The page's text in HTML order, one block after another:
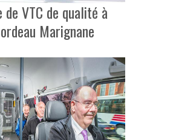
de VTC de qualité à
Marignane